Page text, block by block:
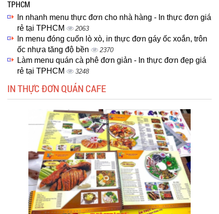
TPHCM
In nhanh menu thực đơn cho nhà hàng - In thực đơn giá
rẻ tại TPHCM
2063
In menu đóng cuốn lò xò, in thực đơn gáy ốc xoắn, trôn
ốc nhựa tăng độ bền
2370
Làm menu quán cà phê đơn giản - In thực đơn đẹp giá
rẻ tại TPHCM
3248
IN THỰC ĐƠN QUÁN CAFE